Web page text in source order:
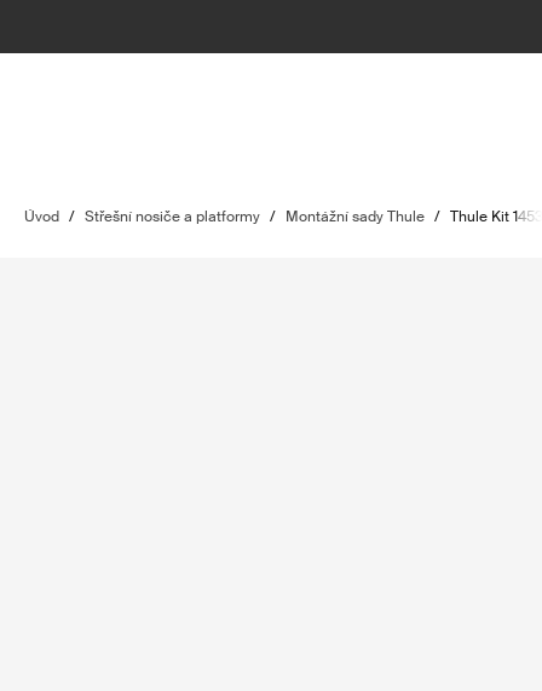
Úvod / Střešní nosiče a platformy / Montážní sady Thule / Thule Kit